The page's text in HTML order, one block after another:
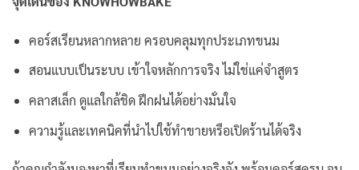
คอร์สเรียนหลากหลาย ครอบคลุมทุกประเภทขนม
สอนแบบเป็นระบบ เข้าใจหลักการจริง ไม่ใช่แค่จำสูตร
คลาสเล็ก ดูแลใกล้ชิด ฝึกฝนได้อย่างมั่นใจ
ความรู้และเทคนิคที่นำไปใช้ทำขายหรือเปิดร้านได้จริง